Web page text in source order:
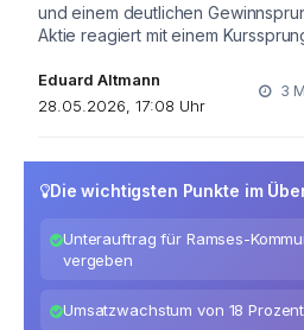
und einem deutlichen
Aktie reagiert mit einem
Eduard Altmann
28.05.2026, 17:08 Uhr
3
Die wichtigsten Punkte im
Unterauftrag für Ramses-
vergeben
Umsatzwachstum von 18